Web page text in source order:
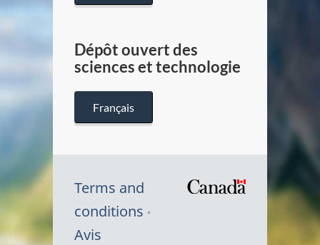
Dépôt ouvert des
sciences et technologie
Français
Terms and
conditions
Avis